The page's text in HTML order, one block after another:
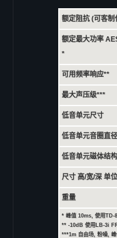
Vector 8
Vector 6
Viper-pro
Viper-LA
Viper-S
X-ray8
Galaxy GS 系
GS-15
GS-12
GS-10
额定阻抗 (可客制
额定最大功率
*
可用频率响应**
最大声压级***
低音单元尺寸
低音单元音圈直径
低音单元磁体结构
尺寸 高/宽/深 单
重量
* 峰值 10ms, 使用TD-
** -10dB 使用LB-3i
***1m 自由场, 粉噪,